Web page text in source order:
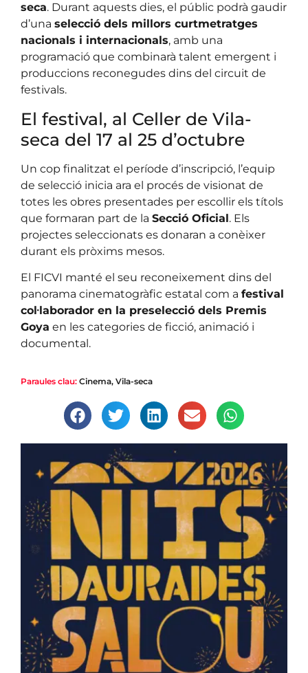
seca. Durant aquests dies, el públic podrà gaudir
d’una selecció dels millors curtmetratges
nacionals i internacionals, amb una
programació que combinarà talent emergent i
produccions reconegudes dins del circuit de
festivals.
El festival, al Celler de Vila-
seca del 17 al 25 d’octubre
Un cop finalitzat el període d’inscripció, l’equip
de selecció inicia ara el procés de visionat de
totes les obres presentades per escollir els títols
que formaran part de la Secció Oficial. Els
projectes seleccionats es donaran a conèixer
durant els pròxims mesos.
El FICVI manté el seu reconeixement dins del
panorama cinematogràfic estatal com a festival
col·laborador en la preselecció dels Premis
Goya en les categories de ficció, animació i
documental.
Paraules clau: Cinema, Vila-seca